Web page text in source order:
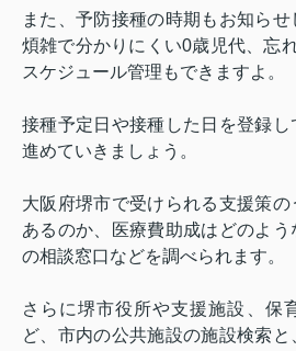
また、予防接種の時期もお知ら
煩雑で分かりにくい0歳児代、忘
スケジュール管理もできますよ。
接種予定日や接種した日を登録
進めていきましょう。
大阪府堺市で受けられる支援策
あるのか、医療費助成はどのよ
の相談窓口などを調べられます。
さらに堺市役所や支援施設、保
ど、市内の公共施設の施設検索